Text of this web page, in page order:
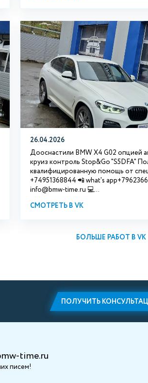
26.04.2026
Дооснастили BMW X4 G02 опцией
круиз контроль Stop&Go "S5DFA"
квалифицированную помощь от
+74951368844 📲 what's
info@bmw-time.ru 💻...
СМОТРЕТЬ В VK
БОЛЬШЕ РАБОТ В VK
ПОЛУЧИТЬ
time.ru
писем!